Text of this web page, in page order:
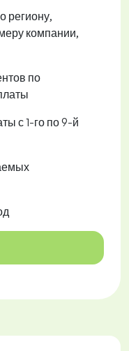
региону,
компании,
по
с 1-го по 9-й